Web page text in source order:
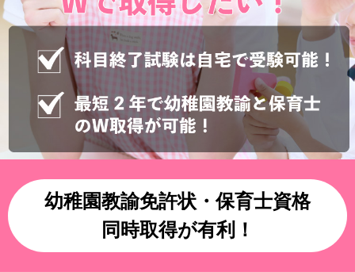
幼稚園教諭免許状・保育士資格
同時取得が有利！